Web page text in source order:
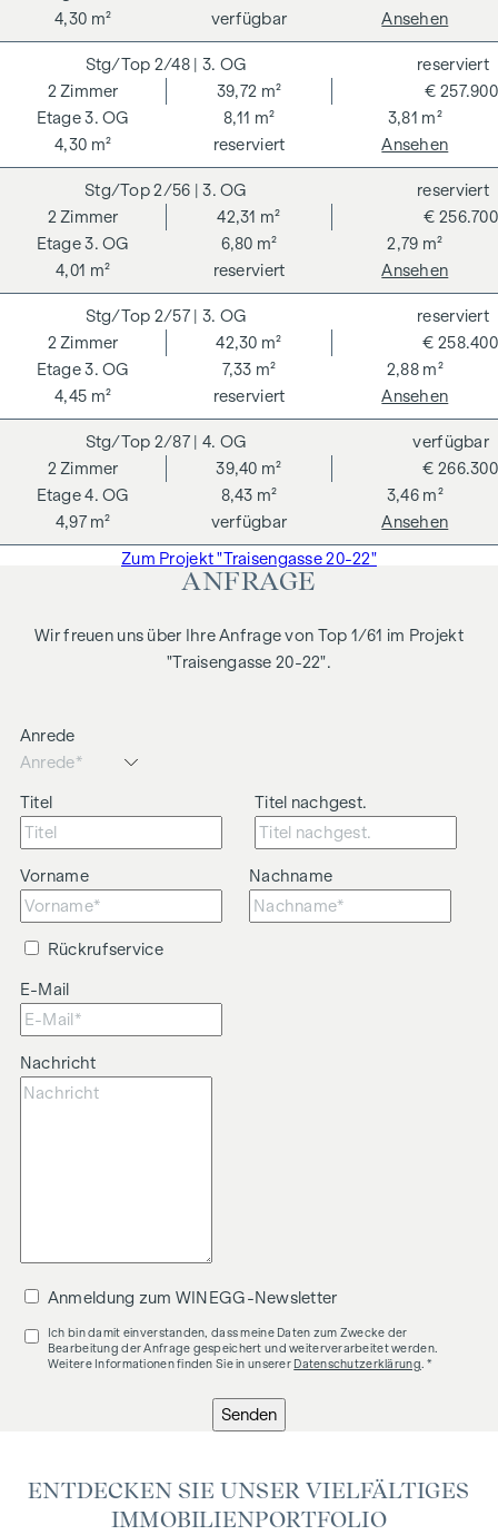
4,30 m²
verfügbar Ansehen
2/48 | 3. OG
3. OG
2 Zimmer
39,72 m²
8,11 m²
3,81 m²
4,30 m²
€ 257.900
reserviert
reserviert
Ansehen
2/56 | 3. OG
3. OG
2 Zimmer
42,31 m²
6,80 m²
2,79 m²
4,01 m²
€ 256.700
reserviert
reserviert
Ansehen
2/57 | 3. OG
3. OG
2 Zimmer
42,30 m²
7,33 m²
2,88 m²
4,45 m²
€ 258.400
reserviert
reserviert
Ansehen
2/87 | 4. OG
4. OG
2 Zimmer
39,40 m²
8,43 m²
3,46 m²
4,97 m²
€ 266.300
verfügbar
verfügbar
Ansehen
Zum Projekt "Traisengasse 20-22"
ANFRAGE
Wir freuen uns über Ihre Anfrage von Top 1/61 im Projekt
"Traisengasse 20-22".
Anrede
Titel Titel nachgest.
Vorname Nachname
Rückrufservice
E-Mail
Nachricht
Anmeldung zum WINEGG-Newsletter
Ich bin damit einverstanden, dass meine Daten zum Zwecke der
Bearbeitung der Anfrage gespeichert und weiterverarbeitet werden.
Weitere Informationen finden Sie in unserer Datenschutzerklärung . *
Senden
ENTDECKEN SIE UNSER VIELFÄLTIGES
IMMOBILIENPORTFOLIO